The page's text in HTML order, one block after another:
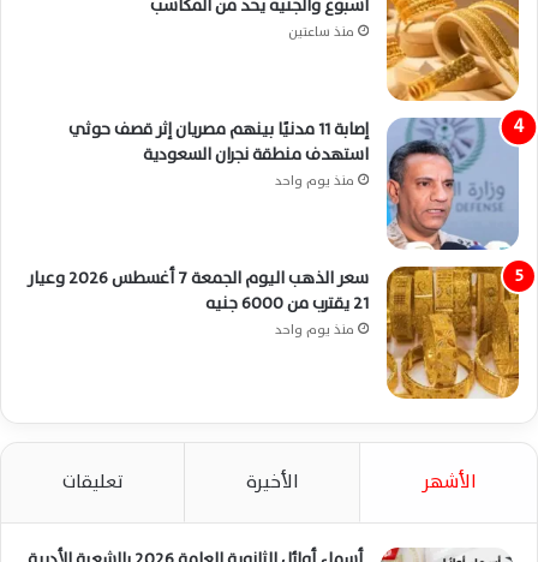
أسبوع والجنيه يحد من المكاسب
منذ ساعتين
إصابة 11 مدنيًا بينهم مصريان إثر قصف حوثي
استهدف منطقة نجران السعودية
منذ يوم واحد
سعر الذهب اليوم الجمعة 7 أغسطس 2026 وعيار
21 يقترب من 6000 جنيه
منذ يوم واحد
الأشهر الأخيرة تعليقات